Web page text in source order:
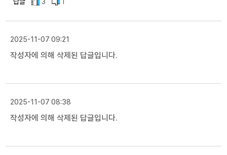
2025-11-07 09:21
작성자에 의해 삭제된 답글입니다.
2025-11-07 08:38
작성자에 의해 삭제된 답글입니다.